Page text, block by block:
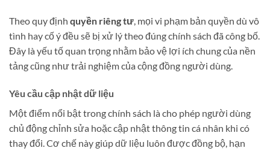
Theo quy định quyền riêng tư, mọi vi phạm bản quyền dù vô
tình hay cố ý đều sẽ bị xử lý theo đúng chính sách đã công bố.
Đây là yếu tố quan trọng nhằm bảo vệ lợi ích chung của nền
tảng cũng như trải nghiệm của cộng đồng người dùng.
Yêu cầu cập nhật dữ liệu
Một điểm nổi bật trong chính sách là cho phép người dùng
chủ động chỉnh sửa hoặc cập nhật thông tin cá nhân khi có
thay đổi. Cơ chế này giúp dữ liệu luôn được đồng bộ, hạn